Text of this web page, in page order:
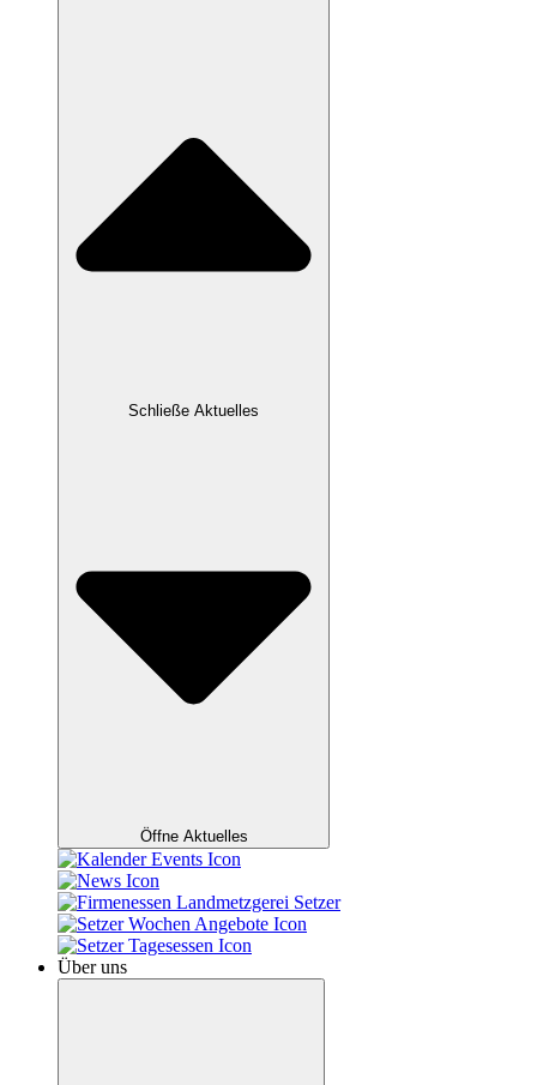
Schließe Aktuelles
Öffne Aktuelles
Über uns